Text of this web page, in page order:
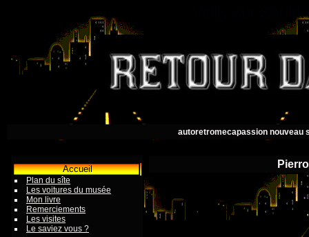
Vailly sur
autoretromecapassion nouveau
Accueil
Plan du sîte
Les voitures du musée
Mon livre
Remerciements
Les visites
Le saviez vous ?